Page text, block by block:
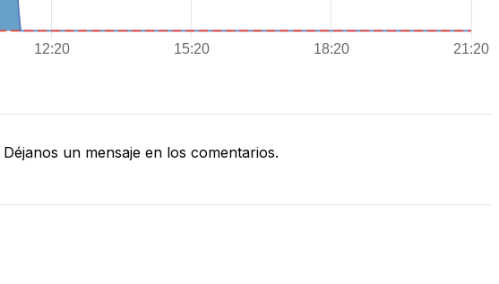
Déjanos un mensaje en los comentarios.